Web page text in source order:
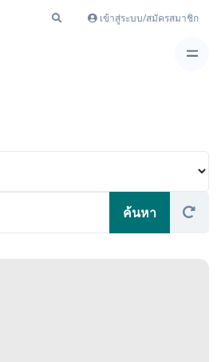
เข้าสู่ระบบ/สมัครสมาชิก